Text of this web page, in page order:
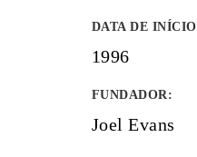
DATA DE INÍCIO
1996
FUNDADOR:
Joel Evans